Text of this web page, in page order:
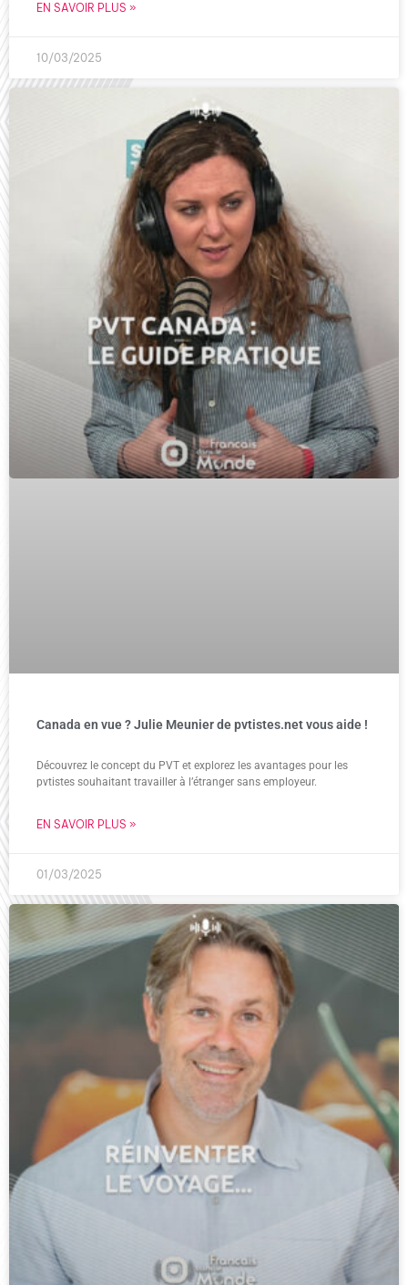
EN SAVOIR PLUS »
10/03/2025
Canada en vue ? Julie Meunier de pvtistes.net vous aide !
Découvrez le concept du PVT et explorez les avantages pour les
pvtistes souhaitant travailler à l’étranger sans employeur.
EN SAVOIR PLUS »
01/03/2025